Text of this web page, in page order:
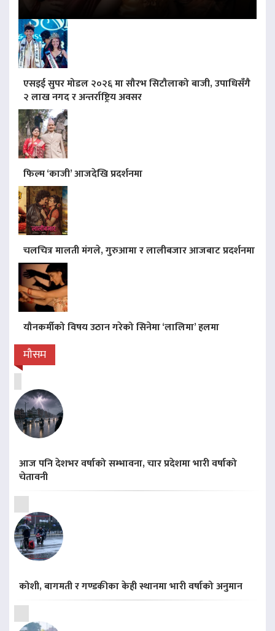
एसइई सुपर मोडल २०२६ मा सौरभ सिटौलाको बाजी, उपाधिसँगै
२ लाख नगद र अन्तर्राष्ट्रिय अवसर
फिल्म ‘काजी’ आजदेखि प्रदर्शनमा
चलचित्र मालती मंगले, गुरुआमा र लालीबजार आजबाट प्रदर्शनमा
यौनकर्मीको विषय उठान गरेको सिनेमा ‘लालिमा’ हलमा
मौसम
आज पनि देशभर वर्षाको सम्भावना, चार प्रदेशमा भारी वर्षाको
चेतावनी
कोशी, बागमती र गण्डकीका केही स्थानमा भारी वर्षाको अनुमान